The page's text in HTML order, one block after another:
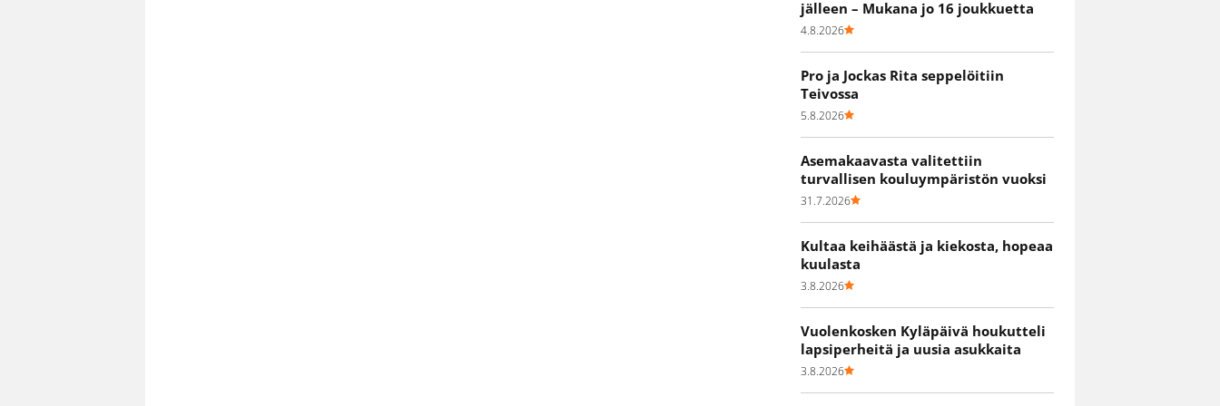
jälleen – Mukana jo 16 joukkuetta
4.8.2026
Pro ja Jockas Rita seppelöitiin
Teivossa
5.8.2026
Asemakaavasta valitettiin
turvallisen kouluympäristön vuoksi
31.7.2026
Kultaa keihäästä ja kiekosta, hopeaa
kuulasta
3.8.2026
Vuolenkosken Kyläpäivä houkutteli
lapsiperheitä ja uusia asukkaita
3.8.2026